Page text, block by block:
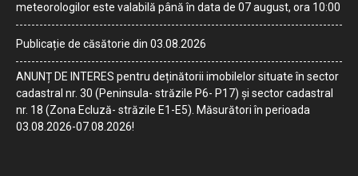
meteorologilor este valabilă până în data de 07 august, ora 10:00
Publicație de căsătorie din 03.08.2026
ANUNȚ DE INTERES pentru deținătorii imobilelor situate în sector
cadastral nr. 30 (Peninsula- străzile P6- P17) și sector cadastral
nr. 18 (Zona Ecluză- străzile E1-E5). Măsurători în perioada
03.08.2026-07.08.2026!